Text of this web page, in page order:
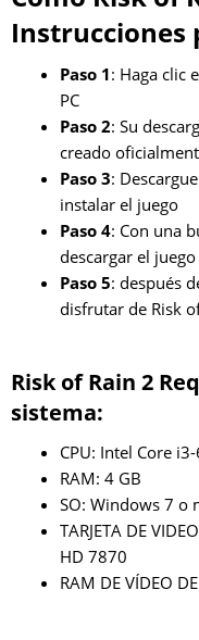
Instrucciones
Paso 1: Haga clic
PC
Paso 2: Su
creado
Paso 3:
instalar el juego
Paso 4: Con una
descargar el juego
Paso 5: después
disfrutar de Risk
Risk of Rain 2
sistema:
CPU: Intel Core
RAM: 4 GB
SO: Windows 7 o
TARJETA DE
HD 7870
RAM DE VÍDEO